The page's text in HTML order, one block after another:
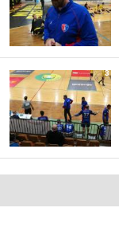
3